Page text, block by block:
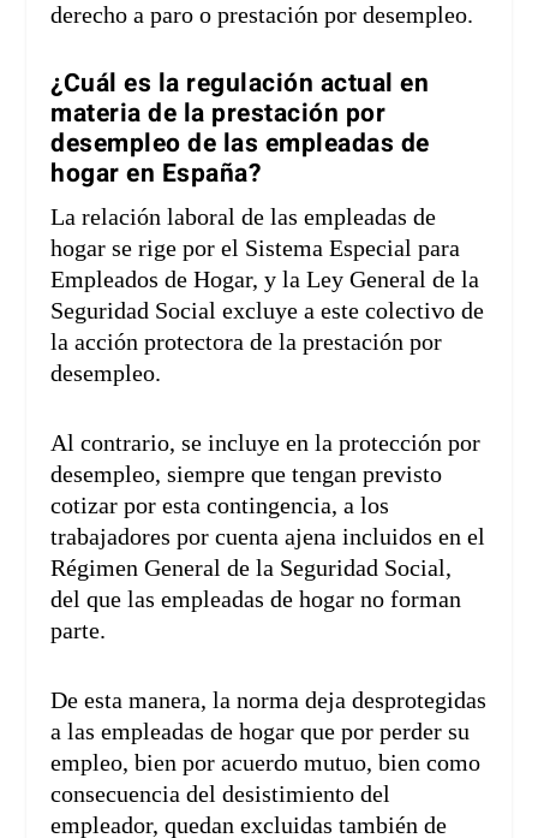
derecho a paro o prestación por desempleo.
¿Cuál es la regulación actual en
materia de la prestación por
desempleo de las empleadas de
hogar en España?
La relación laboral de las empleadas de
hogar se rige por el Sistema Especial para
Empleados de Hogar, y la Ley General de la
Seguridad Social excluye a este colectivo de
la acción protectora de la prestación por
desempleo.
Al contrario, se incluye en la protección por
desempleo, siempre que tengan previsto
cotizar por esta contingencia, a los
trabajadores por cuenta ajena incluidos en el
Régimen General de la Seguridad Social,
del que las empleadas de hogar no forman
parte.
De esta manera, la norma deja desprotegidas
a las empleadas de hogar que por perder su
empleo, bien por acuerdo mutuo, bien como
consecuencia del desistimiento del
empleador, quedan excluidas también de